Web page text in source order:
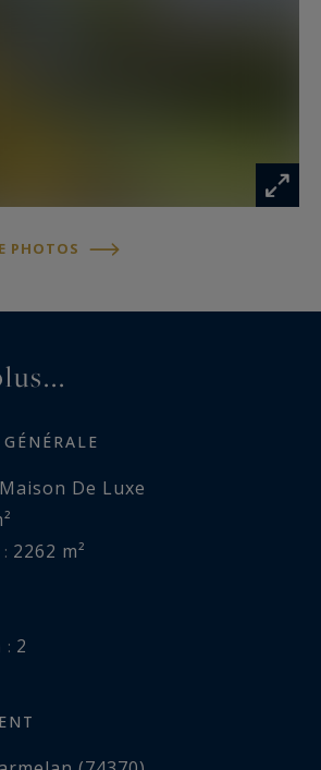
PHOTOS
Maison De Luxe
2262 m²
: 2